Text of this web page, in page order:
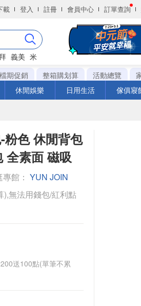
載 登入 註冊 會員中心 訂單查詢
義美 米
檔期促銷 整箱購划算 活動總覽
休閒娛樂 日用生活 傢俱寢
粉色 休閒背包
全素面 磁吸
館： YUN JOIN
),無法用錢包/紅利點
送100點(單筆不累